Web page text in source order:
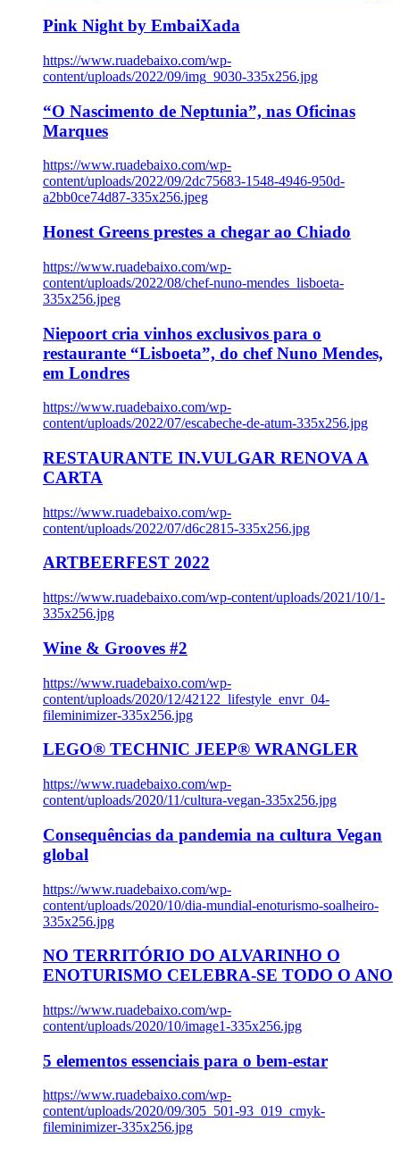
Pink Night by EmbaiXada
https://www.ruadebaixo.com/wp-
content/uploads/2022/09/img_9030-335x256.jpg
“O Nascimento de Neptunia”, nas Oficinas
Marques
https://www.ruadebaixo.com/wp-
content/uploads/2022/09/2dc75683-1548-4946-950d-
a2bb0ce74d87-335x256.jpeg
Honest Greens prestes a chegar ao Chiado
https://www.ruadebaixo.com/wp-
content/uploads/2022/08/chef-nuno-mendes_lisboeta-
335x256.jpeg
Niepoort cria vinhos exclusivos para o
restaurante “Lisboeta”, do chef Nuno Mendes,
em Londres
https://www.ruadebaixo.com/wp-
content/uploads/2022/07/escabeche-de-atum-335x256.jpg
RESTAURANTE IN.VULGAR RENOVA A
CARTA
https://www.ruadebaixo.com/wp-
content/uploads/2022/07/d6c2815-335x256.jpg
ARTBEERFEST 2022
https://www.ruadebaixo.com/wp-content/uploads/2021/10/1-
335x256.jpg
Wine & Grooves #2
https://www.ruadebaixo.com/wp-
content/uploads/2020/12/42122_lifestyle_envr_04-
fileminimizer-335x256.jpg
LEGO® TECHNIC JEEP® WRANGLER
https://www.ruadebaixo.com/wp-
content/uploads/2020/11/cultura-vegan-335x256.jpg
Consequências da pandemia na cultura Vegan
global
https://www.ruadebaixo.com/wp-
content/uploads/2020/10/dia-mundial-enoturismo-soalheiro-
335x256.jpg
NO TERRITÓRIO DO ALVARINHO O
ENOTURISMO CELEBRA-SE TODO O ANO
https://www.ruadebaixo.com/wp-
content/uploads/2020/10/image1-335x256.jpg
5 elementos essenciais para o bem-estar
https://www.ruadebaixo.com/wp-
content/uploads/2020/09/305_501-93_019_cmyk-
fileminimizer-335x256.jpg